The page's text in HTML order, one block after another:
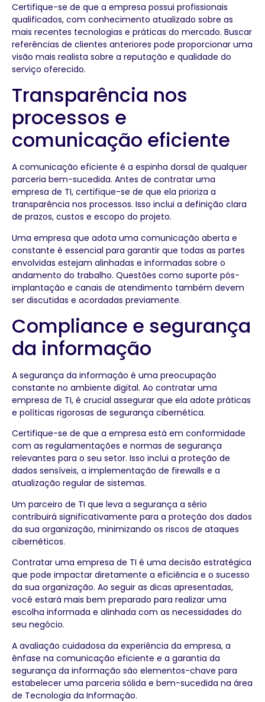
Certifique-se de que a empresa possui profissionais
qualificados, com conhecimento atualizado sobre as
mais recentes tecnologias e práticas do mercado. Buscar
referências de clientes anteriores pode proporcionar uma
visão mais realista sobre a reputação e qualidade do
serviço oferecido.
Transparência nos
processos e
comunicação eficiente
A comunicação eficiente é a espinha dorsal de qualquer
parceria bem-sucedida. Antes de contratar uma
empresa de TI, certifique-se de que ela prioriza a
transparência nos processos. Isso inclui a definição clara
de prazos, custos e escopo do projeto.
Uma empresa que adota uma comunicação aberta e
constante é essencial para garantir que todas as partes
envolvidas estejam alinhadas e informadas sobre o
andamento do trabalho. Questões como suporte pós-
implantação e canais de atendimento também devem
ser discutidas e acordadas previamente.
Compliance e segurança
da informação
A segurança da informação é uma preocupação
constante no ambiente digital. Ao contratar uma
empresa de TI, é crucial assegurar que ela adote práticas
e políticas rigorosas de segurança cibernética.
Certifique-se de que a empresa está em conformidade
com as regulamentações e normas de segurança
relevantes para o seu setor. Isso inclui a proteção de
dados sensíveis, a implementação de firewalls e a
atualização regular de sistemas.
Um parceiro de TI que leva a segurança a sério
contribuirá significativamente para a proteção dos dados
da sua organização, minimizando os riscos de ataques
cibernéticos.
Contratar uma empresa de TI é uma decisão estratégica
que pode impactar diretamente a eficiência e o sucesso
da sua organização. Ao seguir as dicas apresentadas,
você estará mais bem preparado para realizar uma
escolha informada e alinhada com as necessidades do
seu negócio.
A avaliação cuidadosa da experiência da empresa, a
ênfase na comunicação eficiente e a garantia da
segurança da informação são elementos-chave para
estabelecer uma parceria sólida e bem-sucedida na área
de Tecnologia da Informação.